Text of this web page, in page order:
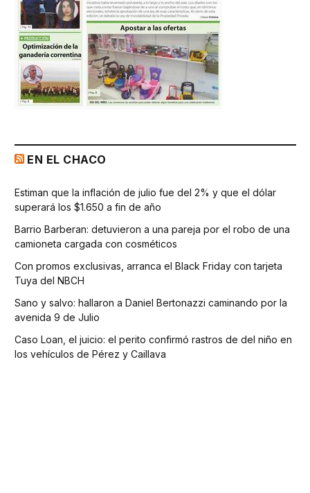
EN EL CHACO
Estiman que la inflación de julio fue del 2% y que el dólar
superará los $1.650 a fin de año
Barrio Barberan: detuvieron a una pareja por el robo de una
camioneta cargada con cosméticos
Con promos exclusivas, arranca el Black Friday con tarjeta
Tuya del NBCH
Sano y salvo: hallaron a Daniel Bertonazzi caminando por la
avenida 9 de Julio
Caso Loan, el juicio: el perito confirmó rastros de del niño en
los vehículos de Pérez y Caillava